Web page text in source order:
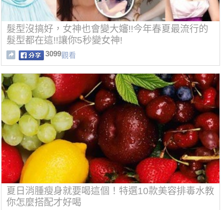
髮型沒搞好，女神也會變大嬸!!今年春夏最流行的
髮型都在這!!讓你5秒變女神!
3099觀看
夏日消腫瘦身就要喝這個！特選10款美容排毒水教
你怎麼搭配才好喝